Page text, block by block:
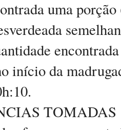
uma
início da
TOMADAS